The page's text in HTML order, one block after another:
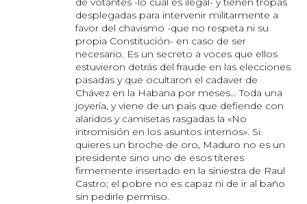
desplegadas para intervenir militarmente a
favor del chavismo -que no respeta ni su
propia Constitución- en caso de ser
necesario. Es un secreto a voces que ellos
estuvieron detrás del fraude en las elecciones
pasadas y que ocultaron el cadaver de
Chávez en la Habana por meses… Toda una
joyería, y viene de un país que defiende con
alaridos y camisetas rasgadas la «No
intromisión en los asuntos internos». Si
quieres un broche de oro, Maduro no es un
presidente sino uno de esos títeres
firmemente insertado en la siniestra de Raul
Castro; el pobre no es capaz ni de ir al baño
sin pedirle permiso.